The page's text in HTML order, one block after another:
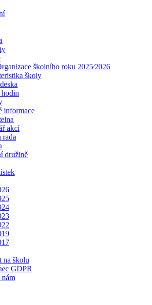
školního roku 2025⁄2026
školy
informace
akcí
rada
družině
na školu
GDPR
nám